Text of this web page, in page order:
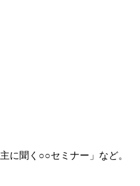
に聞く○○セミナー」など。